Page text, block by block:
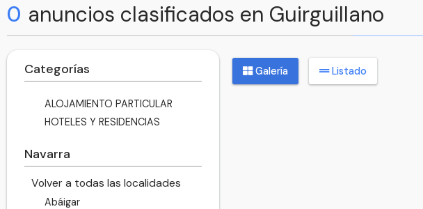
0 anuncios clasificados en Guirguillano
Categorías
ALOJAMIENTO PARTICULAR
HOTELES Y RESIDENCIAS
Navarra
Volver a todas las localidades
Abáigar
Galería Listado